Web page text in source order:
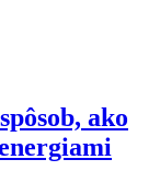
ako